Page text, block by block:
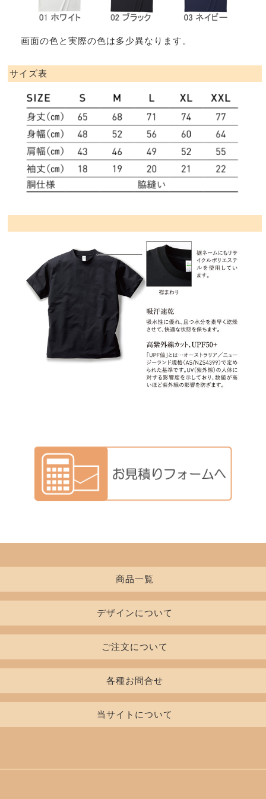
画面の色と実際の色は多少異なります。
サイズ表
商品一覧
Tシャツ
スウェット/パーカ/パンツ ブルゾン
デザインについて
書体一覧
インクカラー
デザイン入稿について
ご注文について
料金表
印刷について
各種お問合せ
お見積り・ご注文フォーム
無料カタログ申込
当サイトについて